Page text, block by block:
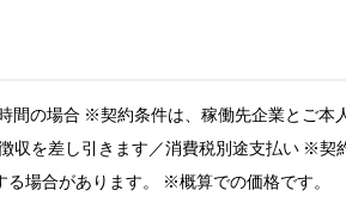
間の場合 ※契約条件は、稼働先企業とご本
収を差し引きます／消費税別途支払い ※契
場合があります。 ※概算での価格です。